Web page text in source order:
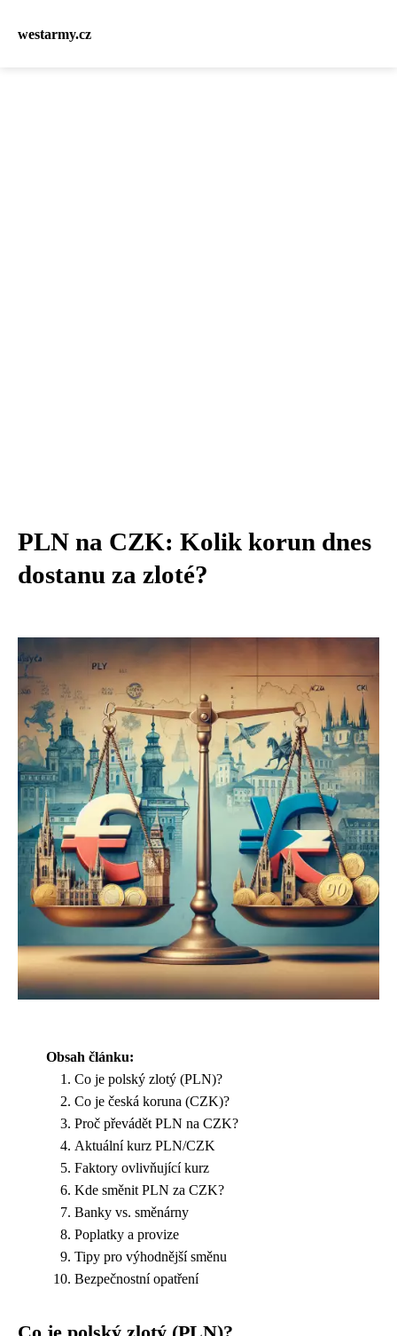
westarmy.cz
PLN na CZK: Kolik korun dnes
dostanu za zloté?
Obsah článku:
Co je polský zlotý (PLN)?
Co je česká koruna (CZK)?
Proč převádět PLN na CZK?
Aktuální kurz PLN/CZK
Faktory ovlivňující kurz
Kde směnit PLN za CZK?
Banky vs. směnárny
Poplatky a provize
Tipy pro výhodnější směnu
Bezpečnostní opatření